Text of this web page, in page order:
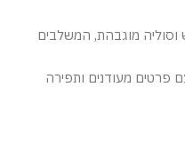
וסוליה מוגבהת, המשלבים
פרטים מעודנים ותפירה